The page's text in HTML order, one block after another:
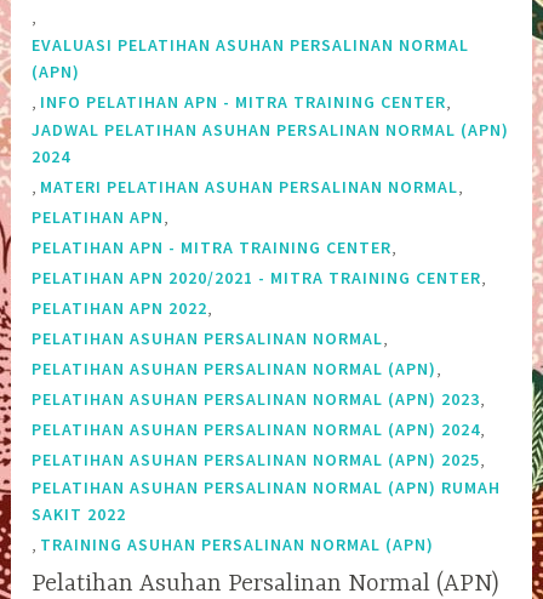
,
EVALUASI PELATIHAN ASUHAN PERSALINAN NORMAL
(APN)
, INFO PELATIHAN APN - MITRA TRAINING CENTER,
JADWAL PELATIHAN ASUHAN PERSALINAN NORMAL (APN)
2024
, MATERI PELATIHAN ASUHAN PERSALINAN NORMAL,
PELATIHAN APN,
PELATIHAN APN - MITRA TRAINING CENTER,
PELATIHAN APN 2020/2021 - MITRA TRAINING CENTER,
PELATIHAN APN 2022,
PELATIHAN ASUHAN PERSALINAN NORMAL,
PELATIHAN ASUHAN PERSALINAN NORMAL (APN),
PELATIHAN ASUHAN PERSALINAN NORMAL (APN) 2023,
PELATIHAN ASUHAN PERSALINAN NORMAL (APN) 2024,
PELATIHAN ASUHAN PERSALINAN NORMAL (APN) 2025,
PELATIHAN ASUHAN PERSALINAN NORMAL (APN) RUMAH
SAKIT 2022
, TRAINING ASUHAN PERSALINAN NORMAL (APN)
Pelatihan Asuhan Persalinan Normal (APN)